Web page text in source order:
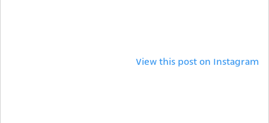
View this post on Instagram